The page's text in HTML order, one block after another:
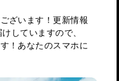
ざいます！更新情報
していますので、
！あなたのスマホに